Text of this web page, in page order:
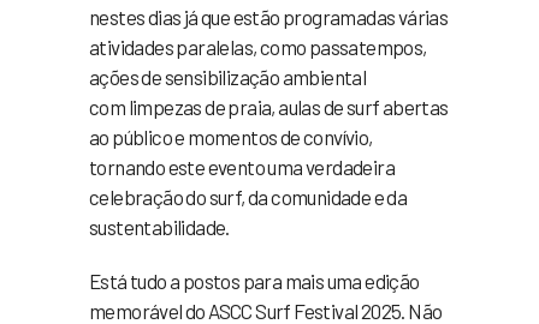
nestes dias já que estão programadas várias
atividades paralelas, como passatempos,
ações de sensibilização ambiental
com limpezas de praia, aulas de surf abertas
ao público e momentos de convívio,
tornando este evento uma verdadeira
celebração do surf, da comunidade e da
sustentabilidade.
Está tudo a postos para mais uma edição
memorável do ASCC Surf Festival 2025. Não